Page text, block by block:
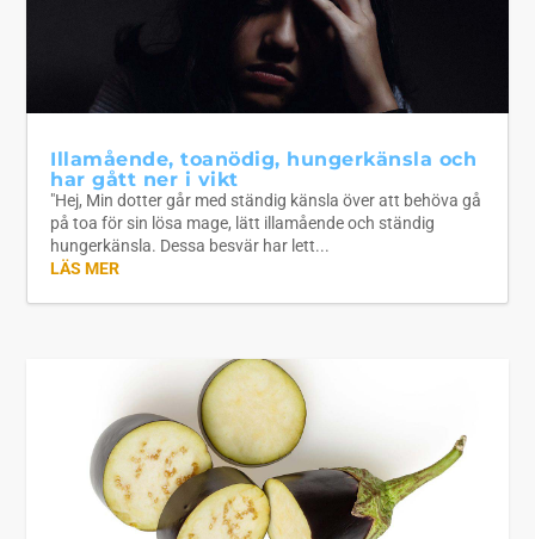
Illamående, toanödig, hungerkänsla och
har gått ner i vikt
"Hej, Min dotter går med ständig känsla över att behöva gå
på toa för sin lösa mage, lätt illamående och ständig
hungerkänsla. Dessa besvär har lett...
LÄS MER